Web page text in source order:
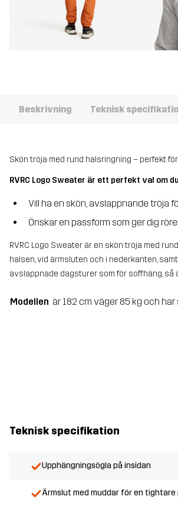
Beskrivning Teknisk
Skön tröja med rund halsringning – perfekt
RVRC Logo Sweater är ett perfekt val om
Vill ha en skön, avslappnande tröja
Önskar en passform som ger dig
RVRC Logo Sweater är en skön tröja med
halsen, vid ärmsluten och i nederkanten,
avslappnade dagsturer som för soffhäng, så
Modellen är 182 cm väger 85 kg och har
Teknisk specifikation
Upphängningsögla på insidan
Ärmslut med muddar för en tightare